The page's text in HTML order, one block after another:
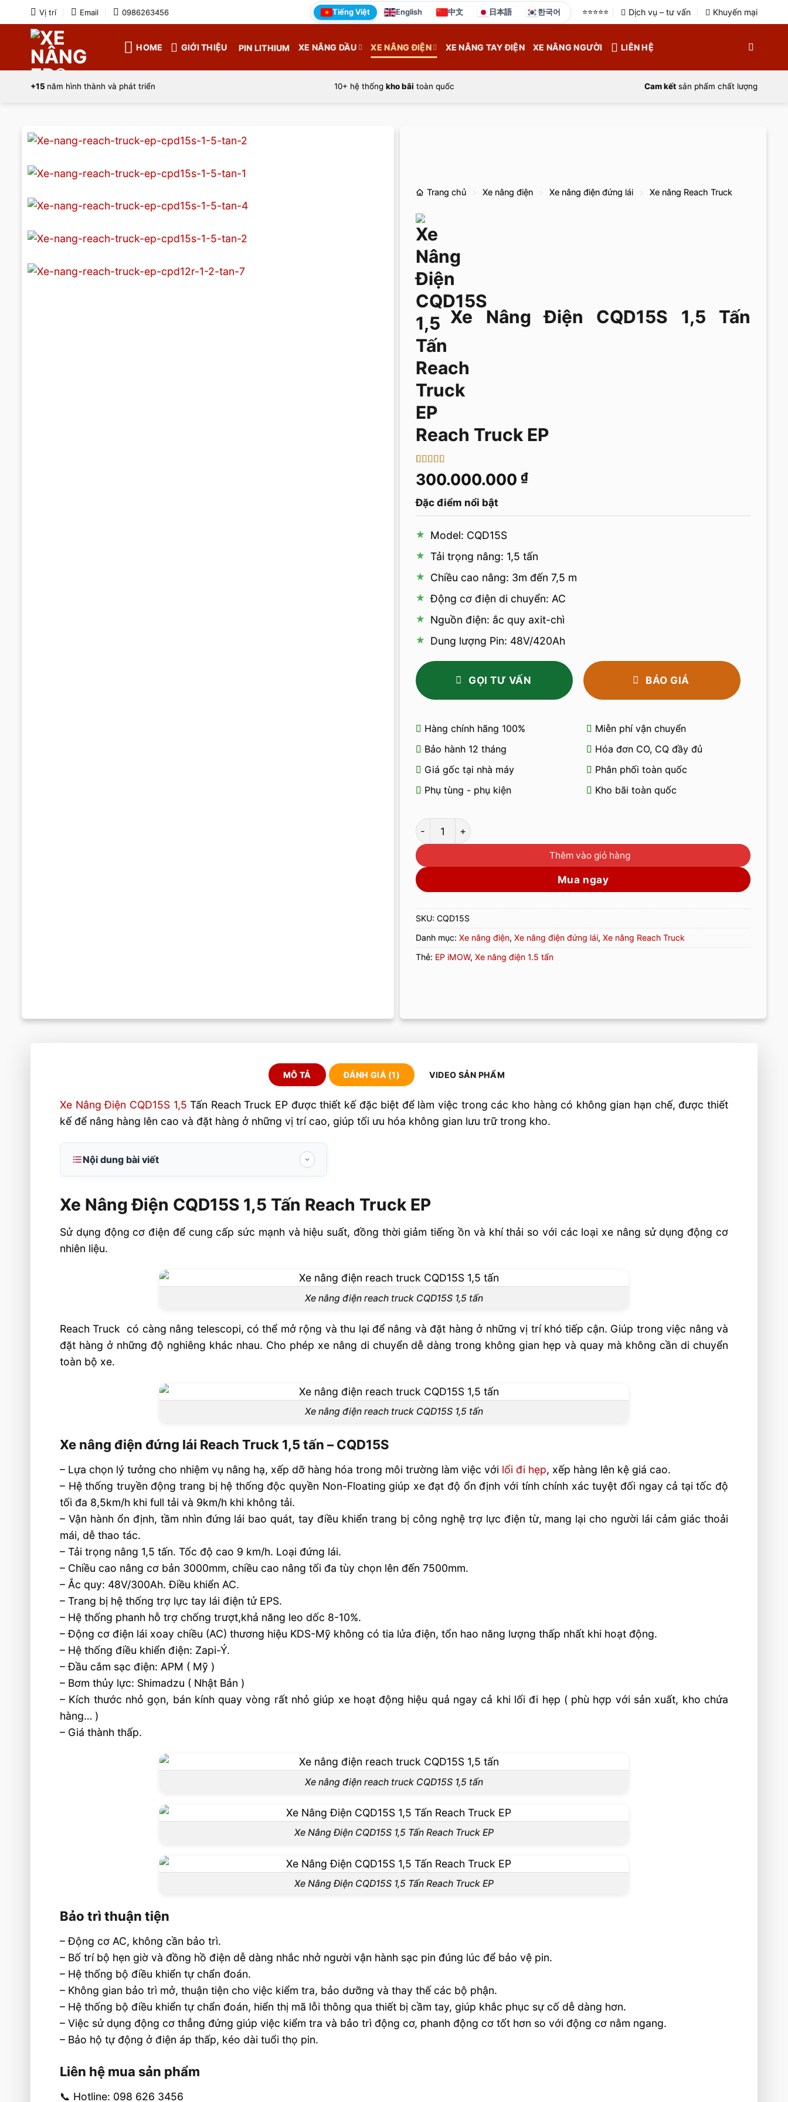
qua
Vị trí Email 0986263456 Tiếng Việt English 中文 日本語 한국어 ⭐️⭐️⭐️⭐️⭐️ Dịch vụ – tư vấn Khuyến mại
HOME GIỚI THIỆU PIN LITHIUM XE NÂNG DẦU XE NÂNG ĐIỆN XE NÂNG TAY ĐIỆN XE NÂNG NGƯỜI LIÊN HỆ
+15 năm hình thành và phát triển 10+ hệ thống kho bãi toàn quốc Cam kết sản phẩm chất lượng
Trang chủ Xe nâng điện Xe nâng điện đứng lái Xe nâng Reach Truck
Xe Nâng Điện CQD15S 1,5 Tấn
Reach Truck EP
5trên 5 dựa
trên
1
đánh
300.000.000 ₫
Đặc điểm nổi bật
Model: CQD15S
Tải trọng nâng: 1,5 tấn
Chiều cao nâng: 3m đến 7,5 m
Động cơ điện di chuyển: AC
Nguồn điện: ắc quy axit-chì
Dung lượng Pin: 48V/420Ah
GỌI TƯ VẤN BÁO GIÁ
Hàng chính hãng 100%
Miễn phí vận chuyển
Bảo hành 12 tháng
Hóa đơn CO, CQ đầy đủ
Giá gốc tại nhà máy
Phân phối toàn quốc
Phụ tùng - phụ kiện
Kho bãi toàn quốc
Xe Nâng Điện CQD15S 1,5 Tấn Reach Truck EP số lượng
Thêm vào giỏ hàng
Mua ngay
SKU: CQD15S
Danh mục: Xe nâng điện, Xe nâng điện đứng lái, Xe nâng Reach Truck
Thẻ: EP iMOW, Xe nâng điện 1.5 tấn
MÔ TẢ ĐÁNH GIÁ (1) VIDEO SẢN PHẨM
Xe Nâng Điện CQD15S 1,5 Tấn Reach Truck EP được thiết kế đặc biệt để làm việc trong các kho hàng có không gian hạn chế, được thiết
kế để nâng hàng lên cao và đặt hàng ở những vị trí cao, giúp tối ưu hóa không gian lưu trữ trong kho.
Nội dung bài viết
Xe nâng điện đứng lái Reach Truck 1,5 tấn –
Bảo trì thuận tiện
Xe Nâng Điện CQD15S 1,5 Tấn Reach Truck EP
Sử dụng động cơ điện để cung cấp sức mạnh và hiệu suất, đồng thời giảm tiếng ồn và khí thải so với các loại xe nâng sử dụng động cơ
nhiên liệu.
Xe nâng điện reach truck CQD15S 1,5 tấn
Reach Truck có càng nâng telescopi, có thể mở rộng và thu lại để nâng và đặt hàng ở những vị trí khó tiếp cận. Giúp trong việc nâng và
đặt hàng ở những độ nghiêng khác nhau. Cho phép xe nâng di chuyển dễ dàng trong không gian hẹp và quay mà không cần di chuyển
toàn bộ xe.
Xe nâng điện reach truck CQD15S 1,5 tấn
Xe nâng điện đứng lái Reach Truck 1,5 tấn – CQD15S
– Lựa chọn lý tưởng cho nhiệm vụ nâng hạ, xếp dỡ hàng hóa trong môi trường làm việc với lối đi hẹp, xếp hàng lên kệ giá cao.
– Hệ thống truyền động trang bị hệ thống độc quyền Non-Floating giúp xe đạt độ ổn định với tính chính xác tuyệt đối ngay cả tại tốc độ
tối đa 8,5km/h khi full tải và 9km/h khi không tải.
– Vận hành ổn định, tầm nhìn đứng lái bao quát, tay điều khiển trang bị công nghệ trợ lực điện từ, mang lại cho người lái cảm giác thoải
mái, dễ thao tác.
– Tải trọng nâng 1,5 tấn. Tốc độ cao 9 km/h. Loại đứng lái.
– Chiều cao nâng cơ bản 3000mm, chiều cao nâng tối đa tùy chọn lên đến 7500mm.
– Ắc quy: 48V/300Ah. Điều khiển AC.
– Trang bị hệ thống trợ lực tay lái điện tử EPS.
– Hệ thống phanh hỗ trợ chống trượt,khả năng leo dốc 8-10%.
– Động cơ điện lái xoay chiều (AC) thương hiệu KDS-Mỹ không có tia lửa điện, tổn hao năng lượng thấp nhất khi hoạt động.
– Hệ thống điều khiển điện: Zapi-Ý.
– Đầu cắm sạc điện: APM ( Mỹ )
– Bơm thủy lực: Shimadzu ( Nhật Bản )
– Kích thước nhỏ gọn, bán kính quay vòng rất nhỏ giúp xe hoạt động hiệu quả ngay cả khi lối đi hẹp ( phù hợp với sản xuất, kho chứa
hàng… )
– Giá thành thấp.
Xe nâng điện reach truck CQD15S 1,5 tấn
Xe Nâng Điện CQD15S 1,5 Tấn Reach Truck EP
Xe Nâng Điện CQD15S 1,5 Tấn Reach Truck EP
Bảo trì thuận tiện
– Động cơ AC, không cần bảo trì.
– Bố trí bộ hẹn giờ và đồng hồ điện dễ dàng nhắc nhở người vận hành sạc pin đúng lúc để bảo vệ pin.
– Hệ thống bộ điều khiển tự chẩn đoán.
– Không gian bảo trì mở, thuận tiện cho việc kiểm tra, bảo dưỡng và thay thế các bộ phận.
– Hệ thống bộ điều khiển tự chẩn đoán, hiển thị mã lỗi thông qua thiết bị cầm tay, giúp khắc phục sự cố dễ dàng hơn.
– Việc sử dụng động cơ thẳng đứng giúp việc kiểm tra và bảo trì động cơ, phanh động cơ tốt hơn so với động cơ nằm ngang.
– Bảo hộ tự động ở điện áp thấp, kéo dài tuổi thọ pin.
Liên hệ mua sản phẩm
📞 Hotline: 098 626 3456